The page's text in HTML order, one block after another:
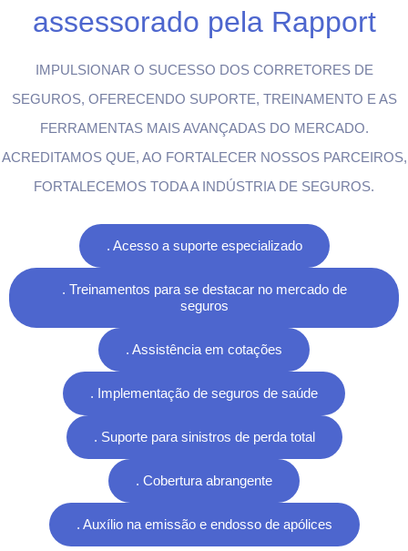
assessorado pela Rapport
IMPULSIONAR O SUCESSO DOS CORRETORES DE
SEGUROS, OFERECENDO SUPORTE, TREINAMENTO E AS
FERRAMENTAS MAIS AVANÇADAS DO MERCADO.
ACREDITAMOS QUE, AO FORTALECER NOSSOS PARCEIROS,
FORTALECEMOS TODA A INDÚSTRIA DE SEGUROS.
. Acesso a suporte especializado
. Treinamentos para se destacar no mercado de
seguros
. Assistência em cotações
. Implementação de seguros de saúde
. Suporte para sinistros de perda total
. Cobertura abrangente
. Auxílio na emissão e endosso de apólices